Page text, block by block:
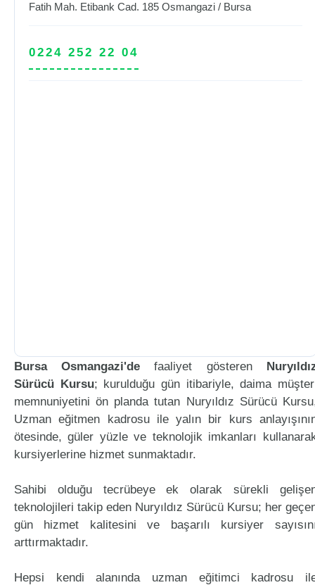
Fatih Mah. Etibank Cad. 185 Osmangazi / Bursa
0224 252 22 04
Bursa Osmangazi'de faaliyet gösteren
Sürücü Kursu; kurulduğu gün itibariyle, daima
memnuniyetini ön planda tutan Nuryıldız Sürücü
Uzman eğitmen kadrosu ile yalın bir kurs
ötesinde, güler yüzle ve teknolojik imkanları
kursiyerlerine hizmet sunmaktadır.
Sahibi olduğu tecrübeye ek olarak sürekli
teknolojileri takip eden Nuryıldız Sürücü Kursu; her
gün hizmet kalitesini ve başarılı kursiyer
arttırmaktadır.
Hepsi kendi alanında uzman eğitimci kadrosu